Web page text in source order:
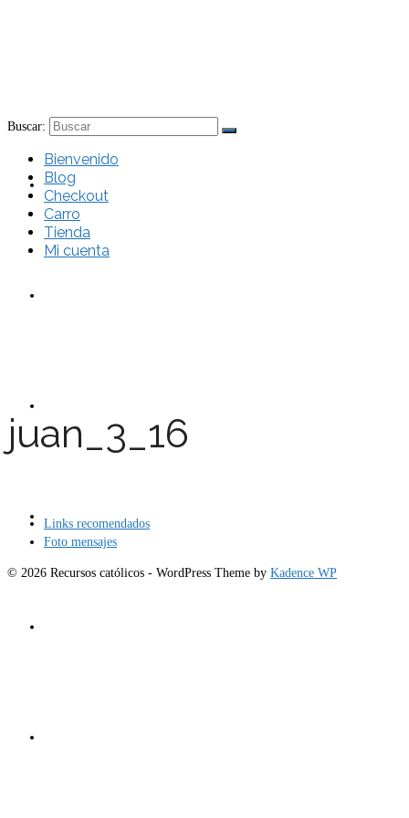
Bienvenido
Carro
Buscar:
Bienvenido
Blog
Checkout
Carro
Tienda
Mi cuenta
juan_3_16
Links recomendados
Foto mensajes
© 2026 Recursos católicos - WordPress Theme by Kadence WP